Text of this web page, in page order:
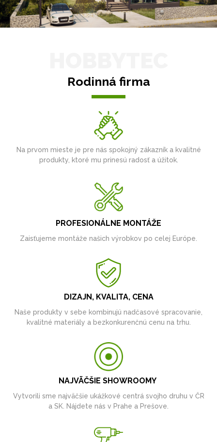
Rodinná firma
Na prvom mieste je pre nás spokojný zákazník a kvalitné
produkty, ktoré mu prinesú radosť a úžitok.
PROFESIONÁLNE MONTÁŽE
Zaisťujeme montáže našich výrobkov po celej Európe.
DIZAJN, KVALITA, CENA
Naše produkty v sebe kombinujú nadčasové spracovanie,
kvalitné materiály a bezkonkurenčnú cenu na trhu.
NAJVÄČŠIE SHOWROOMY
Vytvorili sme najväčšie ukážkové centrá svojho druhu v ČR
a SK. Nájdete nás v Prahe a Prešove.